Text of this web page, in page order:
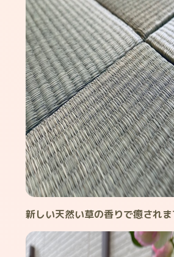
新しい天然い草の香りで癒され